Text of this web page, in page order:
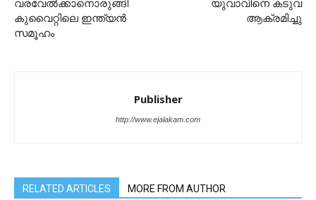
വരവേൽക്കാനൊരുങ്ങി
കുവൈറ്റിലെ ഇന്ത്യന്‍
സമൂഹം
യുവാവിനെ കടുവ
ആക്രമിച്ചു
Publisher
http://www.ejalakam.com
RELATED ARTICLES MORE FROM AUTHOR